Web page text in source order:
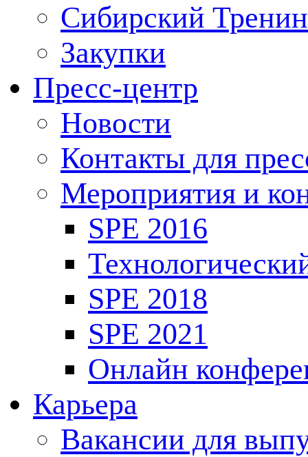
Сибирский
Закупки
Пресс-центр
Новости
Контакты для
Мероприятия и
SPE 2016
SPE 2018
SPE 2021
Онлайн
Карьера
Вакансии для